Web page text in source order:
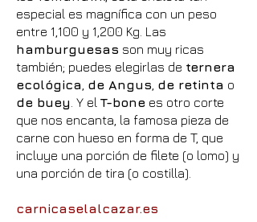
especial es magnífica con un peso
entre 1,100 y 1,200 Kg. Las
hamburguesas son muy ricas
también; puedes elegirlas de ternera
ecológica de Angus de retinta o
de buey . Y el T-bone es otro corte
que nos encanta, la famosa pieza de
carne con hueso en forma de T, que
incluye una porción de filete (o lomo) y
una porción de tira (o costilla).
carnicaselalcazar.es